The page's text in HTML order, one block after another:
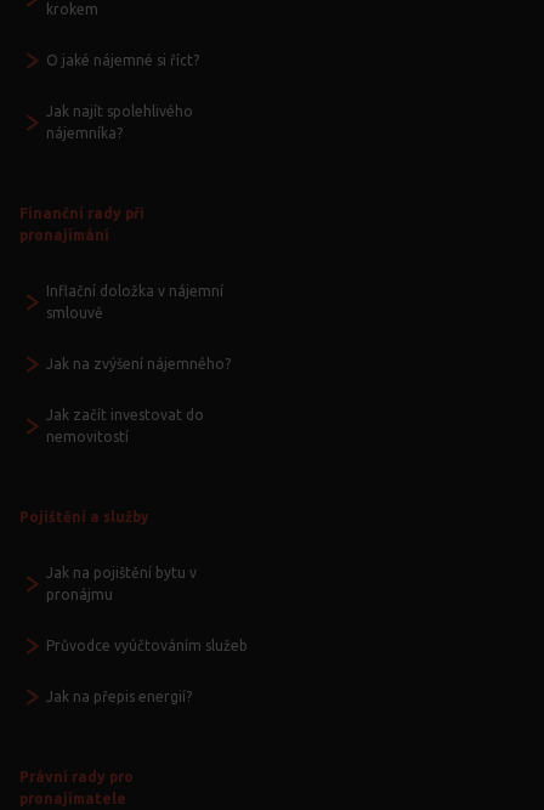
krokem
O jaké nájemné si říct?
Jak najít spolehlivého
nájemníka?
Finanční rady při
pronajímání
Inflační doložka v nájemní
smlouvě
Jak na zvýšení nájemného?
Jak začít investovat do
nemovitostí
Pojištění a služby
Jak na pojištění bytu v
pronájmu
Průvodce vyúčtováním služeb
Jak na přepis energií?
Právní rady pro
pronajímatele